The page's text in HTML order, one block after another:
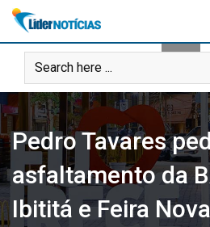
Skip
content
Pedro Tavares
asfaltamento da
Ibititá e Feira Nova